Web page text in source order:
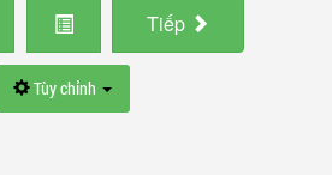
Tiếp
Tùy chỉnh